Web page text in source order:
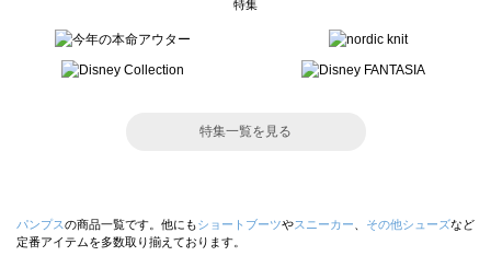
特集
特集一覧を見る
パンプスの商品一覧です。他にもショートブーツやスニーカー その他シューズなど
定番アイテムを多数取り揃えております。